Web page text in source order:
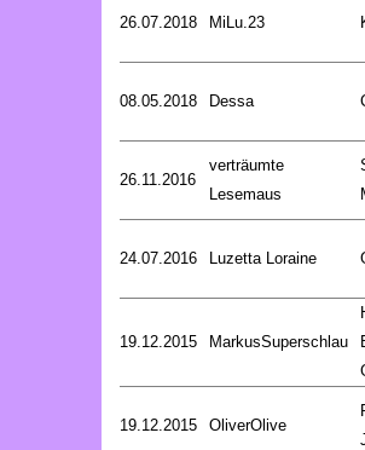
26.07.2018 MiLu.23
08.05.2018 Dessa
26.11.2016
verträumte
Lesemaus
24.07.2016 Luzetta Loraine
19.12.2015 MarkusSuperschlau
19.12.2015 OliverOlive